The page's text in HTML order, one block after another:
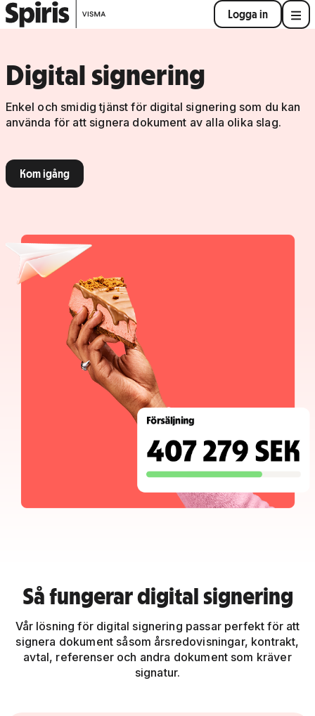
Logga in
Digital signering
Enkel och smidig tjänst för digital signering som du kan
använda för att signera dokument av alla olika slag.
Kom igång
Så fungerar digital signering
Vår lösning för digital signering passar perfekt för att
signera dokument såsom årsredovisningar, kontrakt,
avtal, referenser och andra dokument som kräver
signatur.